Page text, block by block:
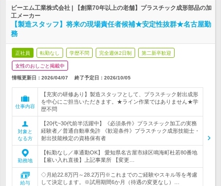
ビーエム工業株式会社 | 【創業70年以上の老舗】プラスチック成形部品の加
工メーカー
【製造スタッフ】将来の現場責任者候補★安定性抜群★名古屋勤
務
正社員 転勤なし 学歴不問 完全週休2日制 第二新卒歓迎
女性のおしごと掲載中
情報更新日：2026/04/07 終了予定日： 2026/10/05
仕事内容
【充実の研修あり】製造スタッフとして、プラスチック射出成形
を中心にご担当いただきます。★ライン作業ではありません★学
歴不問
対象と
なる方
【20代~30代前半活躍中】《必須条件》プラスチック加工の実務
経験者／普通自動車免許 《歓迎条件》プラスチック成形技能士・
射出技能検定の資格保有者
勤務地
【転勤なし／車通勤OK】 愛知県名古屋市緑区鳴海町杜若80番地
【雇い入れ直後】上記事業所 【変更…
給与
◇月給22.8万円～28.2万円※これまでのご経験やスキル等を考慮
して決定します。※試用期間6か月（待遇の変更なし）…